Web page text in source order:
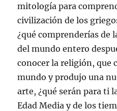
mitología para
civilización de los
¿qué comprenderías de
del mundo entero
conocer la religión, que
mundo y produjo una
arte, ¿qué serán para ti
Edad Media y de los